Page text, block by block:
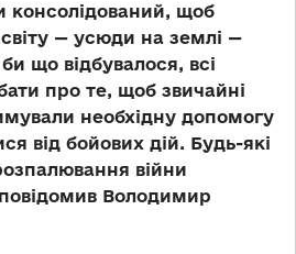
консолідований, щоб
— усюди на землі —
що відбувалося, всі
про те, щоб звичайні
необхідну допомогу
від бойових дій. Будь-які
війни
Володимир